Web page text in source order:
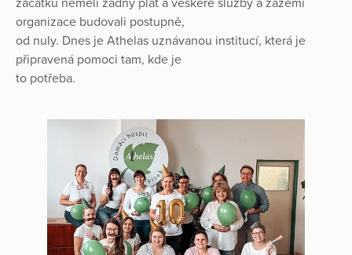
organizace budovali postupně,
od nuly. Dnes je Athelas uznávanou institucí, která je
připravená pomoci tam, kde je
to potřeba.